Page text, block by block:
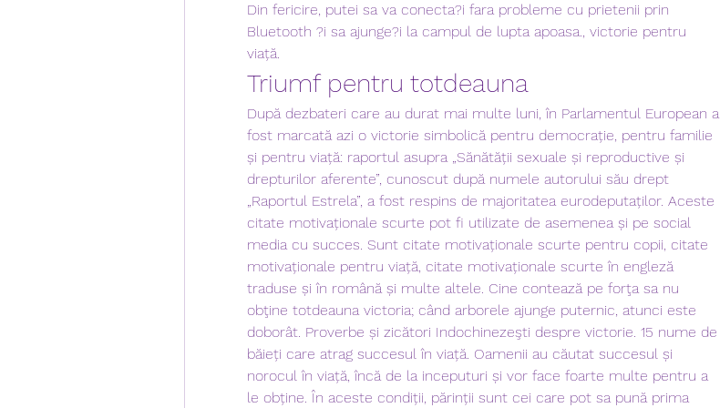
Din fericire, putei sa va conecta?i fara probleme cu prietenii prin
Bluetooth ?i sa ajunge?i la campul de lupta apoasa., victorie pentru
viață.
Triumf pentru totdeauna
După dezbateri care au durat mai multe luni, în Parlamentul European a
fost marcată azi o victorie simbolică pentru democrație, pentru familie
și pentru viață: raportul asupra „Sănătății sexuale și reproductive și
drepturilor aferente”, cunoscut după numele autorului său drept
„Raportul Estrela”, a fost respins de majoritatea eurodeputaților. Aceste
citate motivaționale scurte pot fi utilizate de asemenea și pe social
media cu succes. Sunt citate motivaționale scurte pentru copii, citate
motivaționale pentru viață, citate motivaționale scurte în engleză
traduse și în română și multe altele. Cine contează pe forţa sa nu
obţine totdeauna victoria; când arborele ajunge puternic, atunci este
doborât. Proverbe și zicători Indochinezeşti despre victorie. 15 nume de
băieți care atrag succesul în viață. Oamenii au căutat succesul și
norocul în viață, încă de la inceputuri și vor face foarte multe pentru a
le obține. În aceste condiții, părinții sunt cei care pot sa pună prima